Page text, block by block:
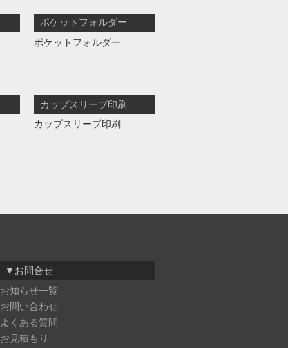
ポケットフォルダー
ポケットフォルダー
カップスリーブ印刷
カップスリーブ印刷
▼お問合せ
お知らせ一覧
お問い合わせ
よくある質問
お見積もり